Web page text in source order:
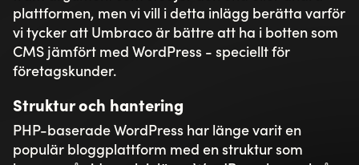
Hör gärna av dig till oss så berättar vi mer!
Läs mer om Umbraco här. 👈
Läs mer